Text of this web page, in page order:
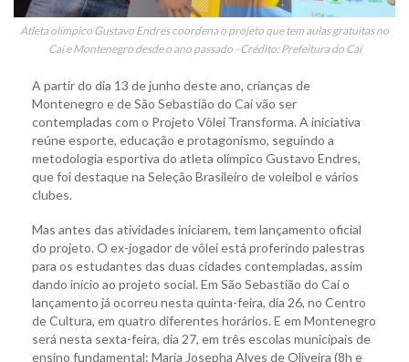
Atleta olímpico Gustavo Endres coordena o projeto que tem aulas gratuitas no
Caí e Montenegro desde o ano passado - Crédito: Prefeitura do Caí
A partir do dia 13 de junho deste ano, crianças de
Montenegro e de São Sebastião do Caí vão ser
contempladas com o Projeto Vôlei Transforma. A iniciativa
reúne esporte, educação e protagonismo, seguindo a
metodologia esportiva do atleta olímpico Gustavo Endres,
que foi destaque na Seleção Brasileiro de voleibol e vários
clubes.
Mas antes das atividades iniciarem, tem lançamento oficial
do projeto. O ex-jogador de vôlei está proferindo palestras
para os estudantes das duas cidades contempladas, assim
dando início ao projeto social. Em São Sebastião do Caí o
lançamento já ocorreu nesta quinta-feira, dia 26, no Centro
de Cultura, em quatro diferentes horários. E em Montenegro
será nesta sexta-feira, dia 27, em três escolas municipais de
ensino fundamental: Maria Josepha Alves de Oliveira (8h e